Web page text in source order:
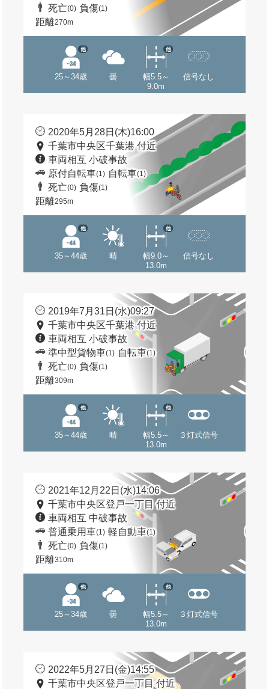
死亡(0) 負傷(1)
距離270m
25～34歳
他
曇
幅5.5～
9.0m
他
信号なし
2020年5月28日(木)16:00
千葉市中央区千葉港 付近
車両相互 小破事故
原付自転車(1) 自転車(1)
死亡(0) 負傷(1)
距離295m
35～44歳
他
晴
幅9.0～
13.0m
他
信号なし
2019年7月31日(水)09:27
千葉市中央区千葉港 付近
車両相互 小破事故
準中型貨物車(1) 自転車(1)
死亡(0) 負傷(1)
距離309m
35～44歳
他
晴
幅5.5～
13.0m
他
３灯式信号
2021年12月22日(水)14:06
千葉市中央区登戸一丁目 付近
車両相互 中破事故
普通乗用車(1) 軽自動車(1)
死亡(0) 負傷(1)
距離310m
25～34歳
他
曇
幅5.5～
13.0m
他
３灯式信号
2022年5月27日(金)14:55
千葉市中央区登戸一丁目 付近